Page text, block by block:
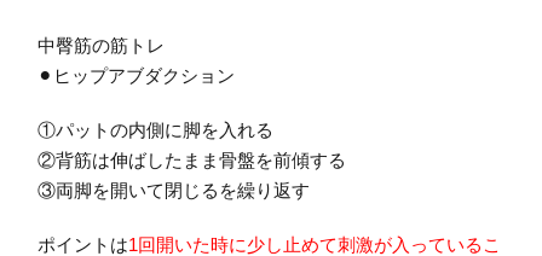
中臀筋の筋トレ
⚫︎ ヒップアブダクション
①パットの内側に脚を入れる
②背筋は伸ばしたまま骨盤を前傾する
③両脚を開いて閉じるを繰り返す
ポイントは1回開いた時に少し止めて刺激が入っているこ